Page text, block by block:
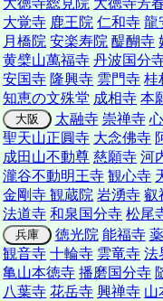
大徳寺総見院 大徳寺芳
大覚寺 鹿王院 仁和寺 龍
月橋院 安楽寿院 醍醐寺
黄檗山萬福寺 丹波国分
安国寺 隆興寺 雲門寺 桂
知恵の文殊堂 成相寺 本
大阪 太融寺 崇禅寺
聖天山正圓寺 大念佛寺
成田山不動尊 慈願寺 河
瀧谷不動明王寺 観心寺
金剛寺 観蔵院 岩湧寺 叡
法道寺 和泉国分寺 松尾
兵庫 徳光院 能福寺
観音寺 十輪寺 雲竜寺 法
亀山本徳寺 播磨国分寺
八葉寺 花岳寺 興禅寺 山